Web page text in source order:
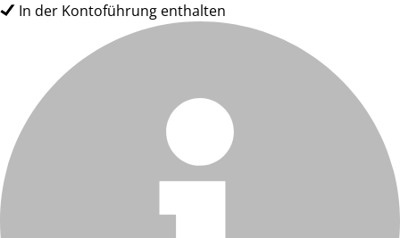
In der Kontoführung enthalten